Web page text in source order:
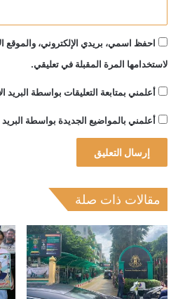
احفظ اسمي، بريدي الإلكتروني، والموقع
لاستخدامها المرة المقبلة في تعليقي.
أعلمني بمتابعة التعليقات بواسطة البريد
أعلمني بالمواضيع الجديدة بواسطة البريد
مقالات ذات صلة